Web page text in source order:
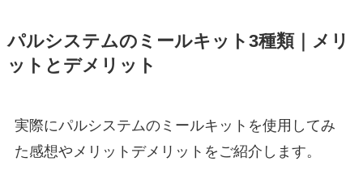
パルシステムのミールキット3種類｜メリ
ットとデメリット
実際にパルシステムのミールキットを使用してみ
た感想やメリットデメリットをご紹介します。